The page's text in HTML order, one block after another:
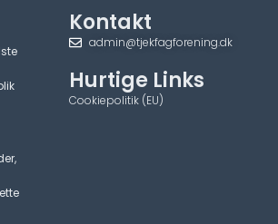
Kontakt
admin@tjekfagforening.dk
Hurtige Links
Cookiepolitik (EU)